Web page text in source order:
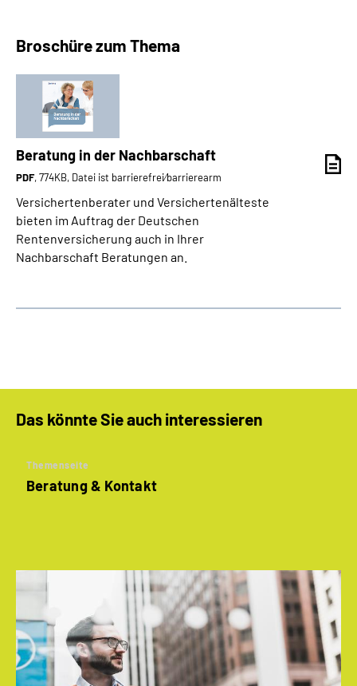
Broschüre zum Thema
Beratung in der Nachbarschaft
PDF, 774KB, Datei ist barrierefrei⁄barrierearm
Versichertenberater und Versichertenälteste
bieten im Auftrag der Deutschen
Rentenversicherung auch in Ihrer
Nachbarschaft Beratungen an.
Das könnte Sie auch interessieren
Themenseite
Beratung & Kontakt